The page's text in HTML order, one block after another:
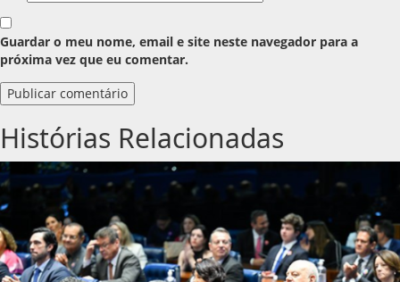
Guardar o meu nome, email e site neste navegador para a
próxima vez que eu comentar.
Histórias Relacionadas